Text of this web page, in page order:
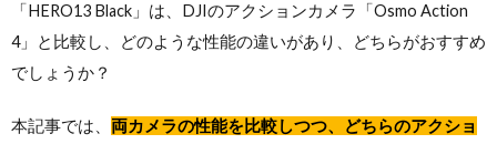
「HERO13 Black」は、DJIのアクションカメラ「Osmo Action
4」と比較し、どのような性能の違いがあり、どちらがおすすめ
でしょうか？
本記事では、 両カメラの性能を比較しつつ、どちらのアクショ